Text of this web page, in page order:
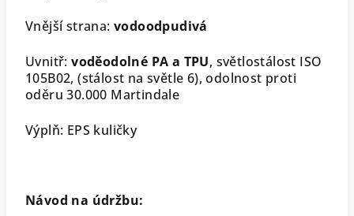
Vnější strana: vodoodpudivá
Uvnitř:voděodolné PA a TPU, světlostálost ISO
105B02, (stálost na světle 6), odolnost proti
oděru 30.000 Martindale
Výplň: EPS kuličky
Návod na údržbu: